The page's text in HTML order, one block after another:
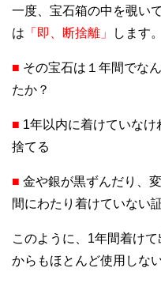
一度、宝石箱の中を覗い
は 「即、断捨離」 します。
■ その宝石は１年間でな
たか？
■ 1年以内に着けていな
捨てる
■ 金や銀が黒ずんだり、
間にわたり着けていない
このように、1年間着け
からもほとんど使用しな